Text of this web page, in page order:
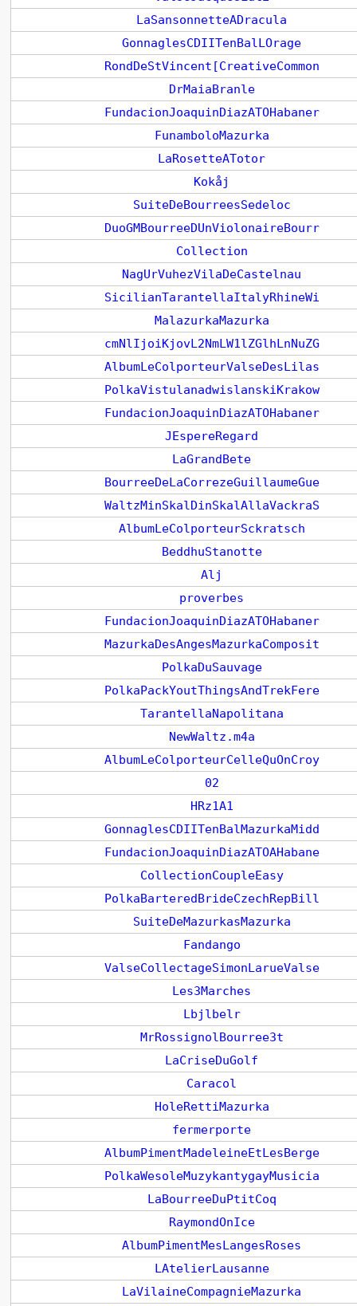
LaSansonnetteADracula
GonnaglesCDIITenBalLOrage
RondDeStVincent[CreativeCommon
DrMaiaBranle
FundacionJoaquinDiazATOHabaner
FunamboloMazurka
LaRosetteATotor
Kokåj
SuiteDeBourreesSedeloc
DuoGMBourreeDUnViolonaireBourr
Collection
NagUrVuhezVilaDeCastelnau
SicilianTarantellaItalyRhineWi
MalazurkaMazurka
cmNlIjoiKjovL2NmLW1lZGlhLnNuZG
AlbumLeColporteurValseDesLilas
PolkaVistulanadwislanskiKrakow
FundacionJoaquinDiazATOHabaner
JEspereRegard
LaGrandBete
BourreeDeLaCorrezeGuillaumeGue
WaltzMinSkalDinSkalAllaVackraS
AlbumLeColporteurSckratsch
BeddhuStanotte
Alj
proverbes
FundacionJoaquinDiazATOHabaner
MazurkaDesAngesMazurkaComposit
PolkaDuSauvage
PolkaPackYoutThingsAndTrekFere
TarantellaNapolitana
NewWaltz.m4a
AlbumLeColporteurCelleQuOnCroy
02
HRz1A1
GonnaglesCDIITenBalMazurkaMidd
FundacionJoaquinDiazATOAHabane
CollectionCoupleEasy
PolkaBarteredBrideCzechRepBill
SuiteDeMazurkasMazurka
Fandango
ValseCollectageSimonLarueValse
Les3Marches
Lbjlbelr
MrRossignolBourree3t
LaCriseDuGolf
Caracol
HoleRettiMazurka
fermerporte
AlbumPimentMadeleineEtLesBerge
PolkaWesoleMuzykantygayMusicia
LaBourreeDuPtitCoq
RaymondOnIce
AlbumPimentMesLangesRoses
LAtelierLausanne
LaVilaineCompagnieMazurka